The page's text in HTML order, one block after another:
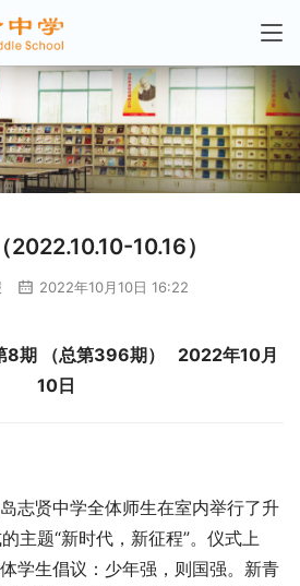
2022.10.10-10.16）
2022年10月10日 16:22
8期 （总第396期）   2022年10月
10日
志贤中学全体师生在室内举行了升
主题“新时代，新征程”。仪式上
学生倡议：少年强，则国强。新青